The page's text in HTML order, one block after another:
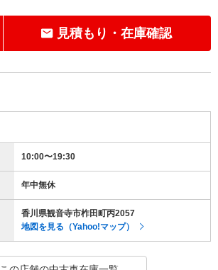
見積もり・在庫確認
10:00〜19:30
年中無休
香川県観音寺市柞田町丙2057
地図を見る（Yahoo!マップ）